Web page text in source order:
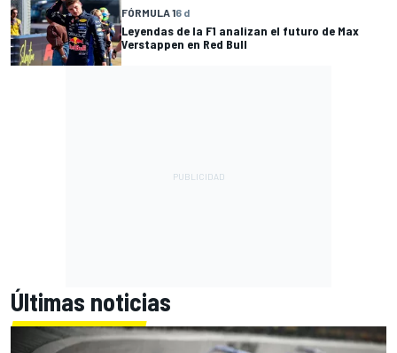
FÓRMULA 16 d
Leyendas de la F1 analizan el futuro de Max
Verstappen en Red Bull
Últimas noticias